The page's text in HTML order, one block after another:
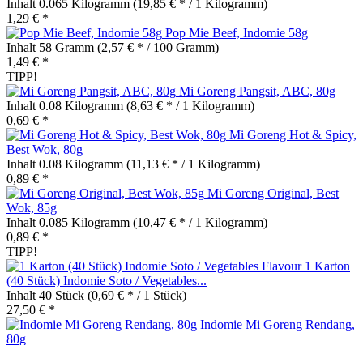
Inhalt 0.065 Kilogramm (19,85 € * / 1 Kilogramm)
1,29 € *
Pop Mie Beef, Indomie 58g
Inhalt 58 Gramm (2,57 € * / 100 Gramm)
1,49 € *
TIPP!
Mi Goreng Pangsit, ABC, 80g
Inhalt 0.08 Kilogramm (8,63 € * / 1 Kilogramm)
0,69 € *
Mi Goreng Hot & Spicy,
Best Wok, 80g
Inhalt 0.08 Kilogramm (11,13 € * / 1 Kilogramm)
0,89 € *
Mi Goreng Original, Best
Wok, 85g
Inhalt 0.085 Kilogramm (10,47 € * / 1 Kilogramm)
0,89 € *
TIPP!
1 Karton
(40 Stück) Indomie Soto / Vegetables...
Inhalt 40 Stück (0,69 € * / 1 Stück)
27,50 € *
Indomie Mi Goreng Rendang,
80g